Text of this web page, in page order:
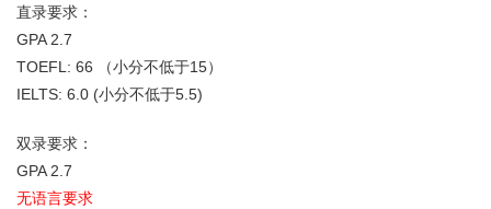
直录要求：
GPA 2.7
TOEFL: 66 （小分不低于15）
IELTS: 6.0 (小分不低于5.5)
双录要求：
GPA 2.7
无语言要求